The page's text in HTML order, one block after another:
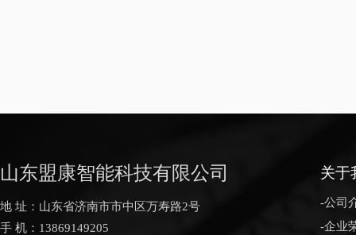
-公司
-企业
关于
地 址：山东省济南市市中区万寿路2号
手 机：13869149205
山东盟康智能科技有限公司